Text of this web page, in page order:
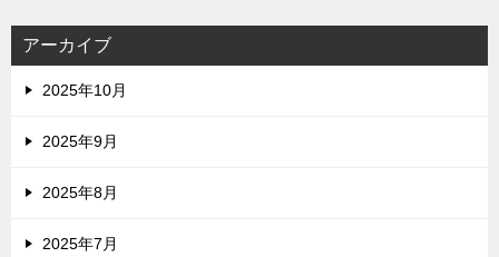
アーカイブ
2025年10月
2025年9月
2025年8月
2025年7月